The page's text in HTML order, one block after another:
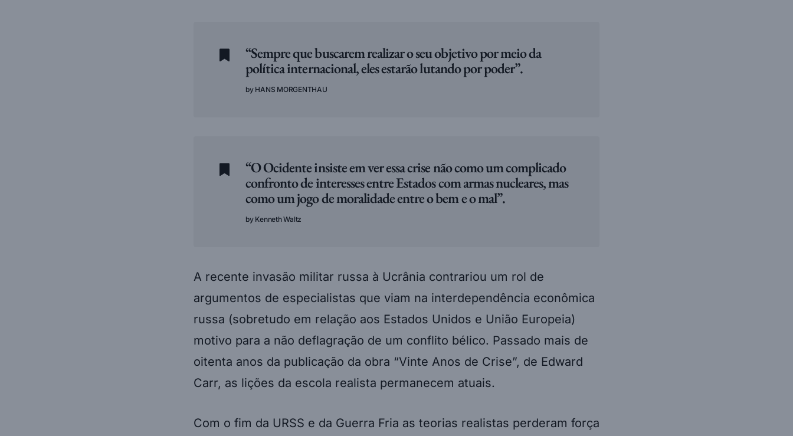
“Sempre que buscarem realizar o seu objetivo por meio da
política internacional, eles estarão lutando por poder”.
HANS MORGENTHAU
“O Ocidente insiste em ver essa crise não como um complicado
confronto de interesses entre Estados com armas nucleares, mas
como um jogo de moralidade entre o bem e o mal”.
Kenneth Waltz
A recente invasão militar russa à Ucrânia contrariou um rol de
argumentos de especialistas que viam na interdependência econômica
russa (sobretudo em relação aos Estados Unidos e União Europeia)
motivo para a não deflagração de um conflito bélico. Passado mais de
oitenta anos da publicação da obra “Vinte Anos de Crise”, de Edward
Carr, as lições da escola realista permanecem atuais.
Com o fim da URSS e da Guerra Fria as teorias realistas perderam força